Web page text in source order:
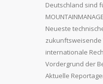
Deutschland sind
Neueste
internationale
Vordergrund der
Aktuelle